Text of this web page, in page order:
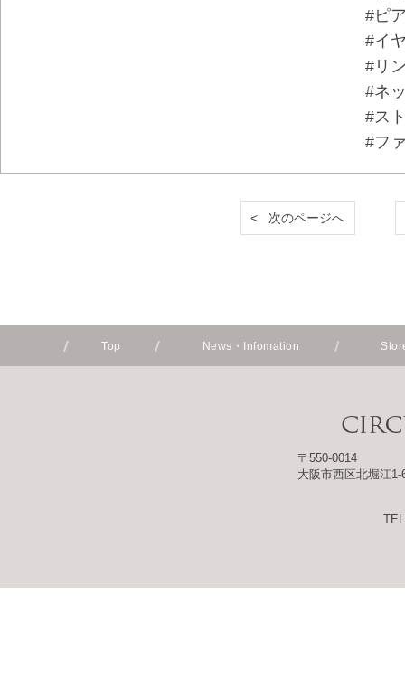
#ピ
#イ
#リ
#ネ
#ス
#フ
< 次のページへ
Top News・Infomation
〒550-0014
大阪市西区北堀江